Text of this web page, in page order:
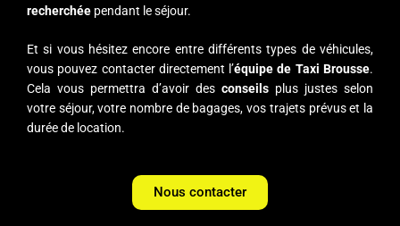
recherchée pendant le séjour.
Et si vous hésitez encore entre différents types de véhicules,
vous pouvez contacter directement l’équipe de Taxi Brousse.
Cela vous permettra d’avoir des conseils plus justes selon
votre séjour, votre nombre de bagages, vos trajets prévus et la
durée de location.
Nous contacter